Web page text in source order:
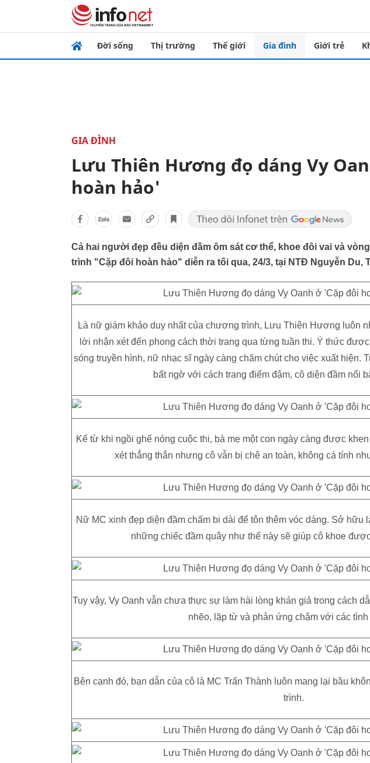
Đời sống Thị trường Thế giới Gia đình Giới trẻ
GIA ĐÌNH
Lưu Thiên Hương đọ dáng Vy
hoàn hảo'
Cả hai người đẹp đều diện đầm ôm sát cơ thể, khoe đôi vai và
trình "Cặp đôi hoàn hảo" diễn ra tối qua, 24/3, tại NTĐ Nguyễn Du,
Là nữ giám khảo duy nhất của chương trình, Lưu Thiên Hương luôn
lời nhận xét đến phong cách thời trang qua từng tuần thi. Ý thức
sóng truyền hình, nữ nhạc sĩ ngày càng chăm chút cho việc xuất hiện.
bất ngờ với cách trang điểm đậm, cô diện đầm nổi
Kể từ khi ngồi ghế nóng cuộc thi, bà mẹ một con ngày càng được
xét thẳng thắn nhưng cô vẫn bị chê an toàn, không cá tính
Nữ MC xinh đẹp diện đầm chấm bi dài để tôn thêm vóc dáng. Sở hữu
những chiếc đầm quây như thế này sẽ giúp cô khoe
Tuy vậy, Vy Oanh vẫn chưa thực sự làm hài lòng khán giả trong cách
nhẽo, lặp từ và phản ứng chậm với các tình
Bên cạnh đó, bạn dẫn của cô là MC Trấn Thành luôn mang lại bầu
trình.